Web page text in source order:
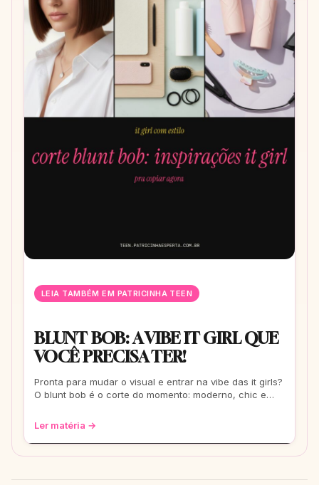
LEIA TAMBÉM EM PATRICINHA TEEN
BLUNT BOB: A VIBE IT GIRL QUE
VOCÊ PRECISA TER!
Pronta para mudar o visual e entrar na vibe das it girls?
O blunt bob é o corte do momento: moderno, chic e
Ler matéria →